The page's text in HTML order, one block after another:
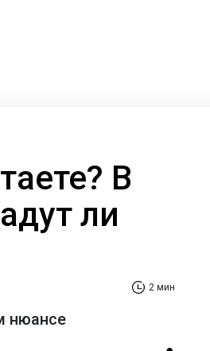
В
ли
2 мин
нюансе